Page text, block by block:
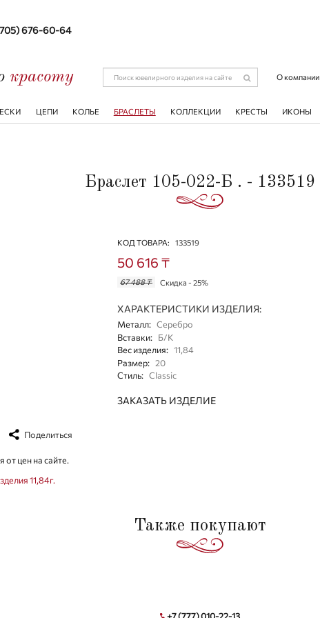
676-60-64
красоту О компании
ЦЕПИ КОЛЬЕ БРАСЛЕТЫ КОЛЛЕКЦИИ КРЕСТЫ ИКОНЫ
Браслет 105-022-Б . - 133519
КОД ТОВАРА: 133519
50 616 ₸
67 488 ₸ Скидка - 25%
ХАРАКТЕРИСТИКИ ИЗДЕЛИЯ:
Металл: Серебро
Вставки: Б/К
Вес изделия: 11,84
Размер: 20
Стиль: Classic
ЗАКАЗАТЬ ИЗДЕЛИЕ
Поделиться
цен на сайте.
11,84г.
Также покупают